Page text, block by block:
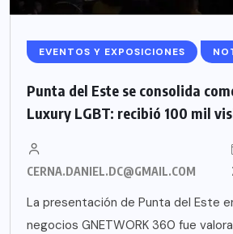
EVENTOS Y EXPOSICIONES
Punta del Este se consolida
Luxury LGBT: recibió 100 mil
CERNA.DANIEL.DC@GMAIL.COM
La presentación de Punta del Este
negocios GNETWORK 360 fue